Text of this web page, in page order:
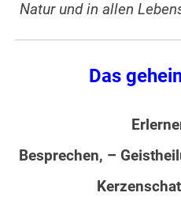
Natur und in allen
Das
Besprechen, –